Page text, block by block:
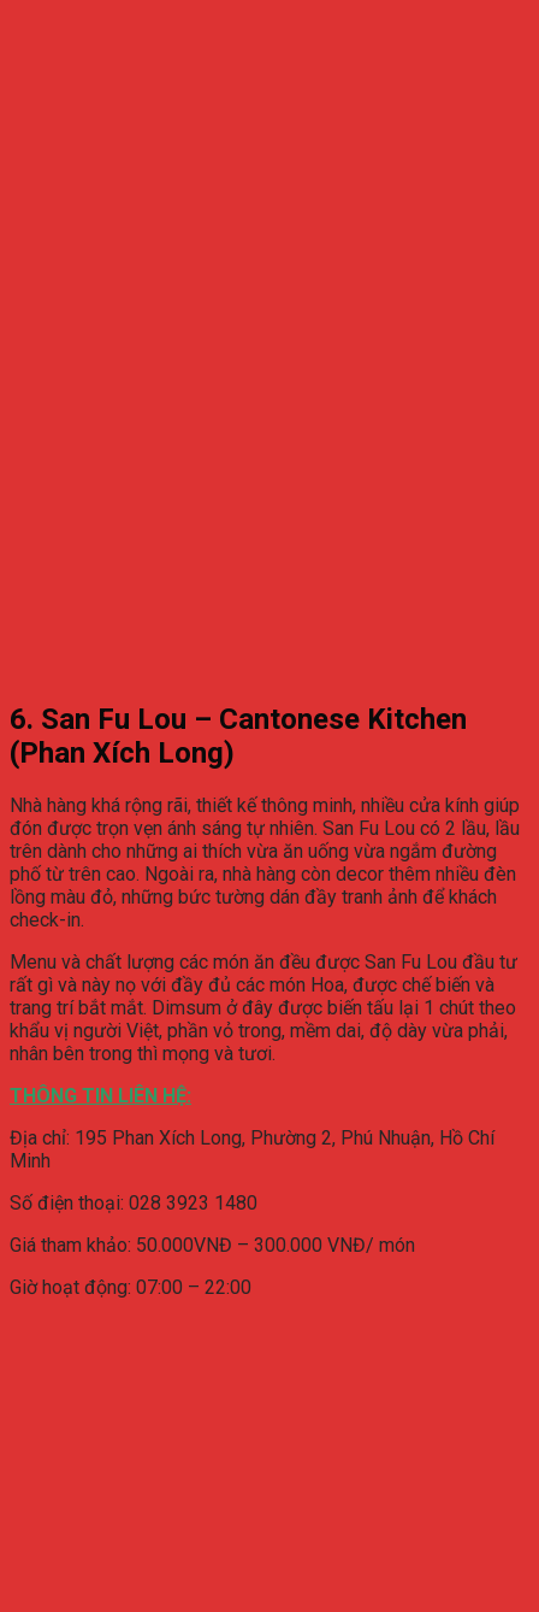
6. San Fu Lou – Cantonese Kitchen
(Phan Xích Long)
Nhà hàng khá rộng rãi, thiết kế thông minh, nhiều cửa kính giúp
đón được trọn vẹn ánh sáng tự nhiên. San Fu Lou có 2 lầu, lầu
trên dành cho những ai thích vừa ăn uống vừa ngắm đường
phố từ trên cao. Ngoài ra, nhà hàng còn decor thêm nhiều đèn
lồng màu đỏ, những bức tường dán đầy tranh ảnh để khách
check-in.
Menu và chất lượng các món ăn đều được San Fu Lou đầu tư
rất gì và này nọ với đầy đủ các món Hoa, được chế biến và
trang trí bắt mắt. Dimsum ở đây được biến tấu lại 1 chút theo
khẩu vị người Việt, phần vỏ trong, mềm dai, độ dày vừa phải,
nhân bên trong thì mọng và tươi.
THÔNG TIN LIÊN HỆ:
Địa chỉ: 195 Phan Xích Long, Phường 2, Phú Nhuận, Hồ Chí
Minh
Số điện thoại: 028 3923 1480
Giá tham khảo: 50.000VNĐ – 300.000 VNĐ/ món
Giờ hoạt động: 07:00 – 22:00